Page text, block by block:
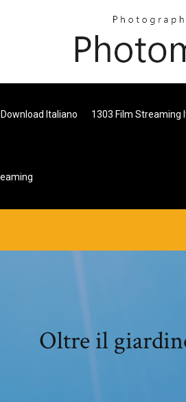
Italiano 1303 Film Streaming
Oltre il